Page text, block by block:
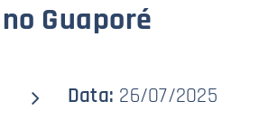
Guaporé
Data: 26/07/2025